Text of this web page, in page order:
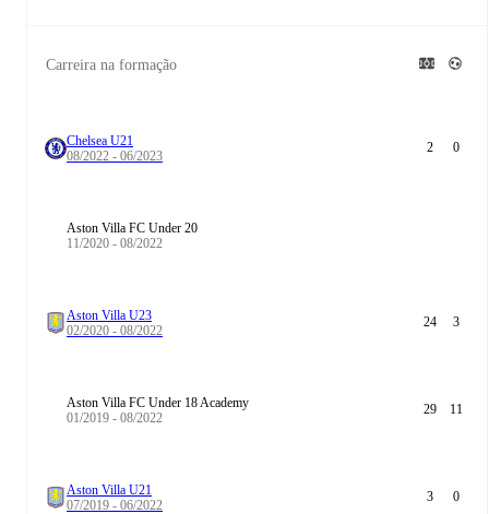
Carreira na formação
Chelsea U21
08/2022 - 06/2023
2 0
Aston Villa FC Under 20
11/2020 - 08/2022
Aston Villa U23
02/2020 - 08/2022
24 3
Aston Villa FC Under 18 Academy
01/2019 - 08/2022
29 11
Aston Villa U21
07/2019 - 06/2022
3 0